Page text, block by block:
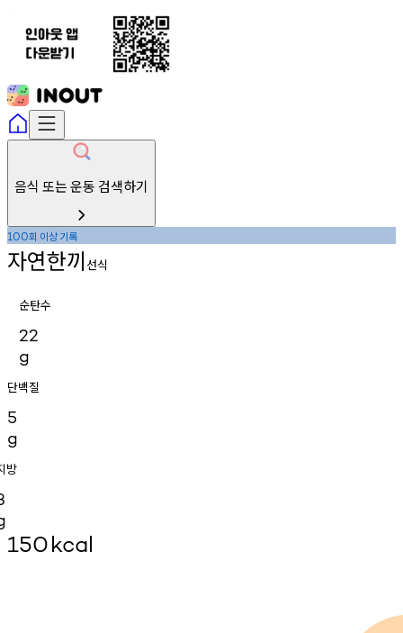
음식 또는 운동 검색하기
100회 이상기록
자연한끼 선식
순탄수
22
g
단백질
5
g
방
150kcal